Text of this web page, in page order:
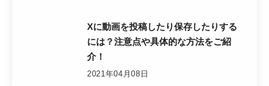
Xに動画を投稿したり保存したりする
には？注意点や具体的な方法をご紹
介！
2021年04月08日